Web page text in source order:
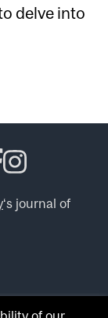
delve into
‘s journal of
opinions? Try